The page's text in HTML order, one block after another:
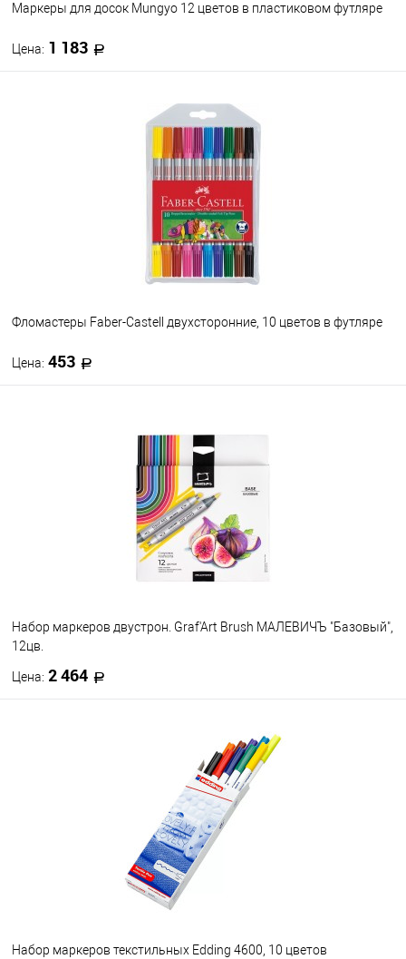
Маркеры для досок Mungyo 12 цветов в пластиковом футляре
Цена: 1 183
В корзину
В наличии
Фломастеры Faber-Castell двухсторонние, 10 цветов в футляре
Цена: 453
В наличии
Набор маркеров двустрон. Graf'Art Brush МАЛЕВИЧЪ "Базовый",
12цв.
Цена: 2 464
В наличии
Набор маркеров текстильных Edding 4600, 10 цветов